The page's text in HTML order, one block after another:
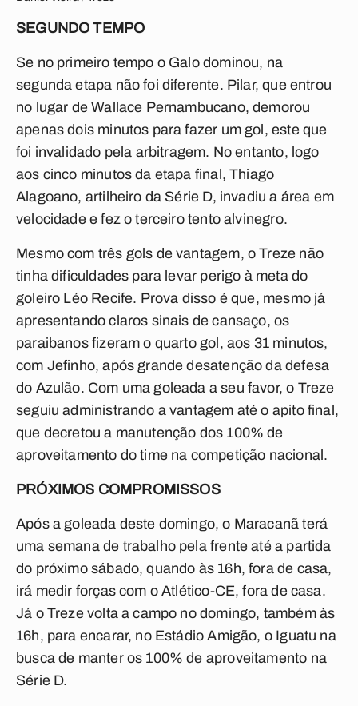
SEGUNDO TEMPO
Se no primeiro tempo o Galo dominou, na
segunda etapa não foi diferente. Pilar, que entrou
no lugar de Wallace Pernambucano, demorou
apenas dois minutos para fazer um gol, este que
foi invalidado pela arbitragem. No entanto, logo
aos cinco minutos da etapa final, Thiago
Alagoano, artilheiro da Série D, invadiu a área em
velocidade e fez o terceiro tento alvinegro.
Mesmo com três gols de vantagem, o Treze não
tinha dificuldades para levar perigo à meta do
goleiro Léo Recife. Prova disso é que, mesmo já
apresentando claros sinais de cansaço, os
paraibanos fizeram o quarto gol, aos 31 minutos,
com Jefinho, após grande desatenção da defesa
do Azulão. Com uma goleada a seu favor, o Treze
seguiu administrando a vantagem até o apito final,
que decretou a manutenção dos 100% de
aproveitamento do time na competição nacional.
PRÓXIMOS COMPROMISSOS
Após a goleada deste domingo, o Maracanã terá
uma semana de trabalho pela frente até a partida
do próximo sábado, quando às 16h, fora de casa,
irá medir forças com o Atlético-CE, fora de casa.
Já o Treze volta a campo no domingo, também às
16h, para encarar, no Estádio Amigão, o Iguatu na
busca de manter os 100% de aproveitamento na
Série D.